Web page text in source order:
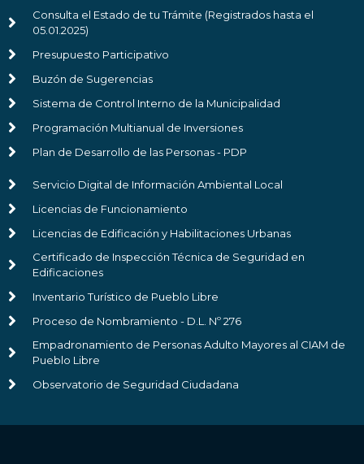
Consulta el Estado de tu Trámite (Registrados hasta el
05.01.2025)
Presupuesto Participativo
Buzón de Sugerencias
Sistema de Control Interno de la Municipalidad
Programación Multianual de Inversiones
Plan de Desarrollo de las Personas - PDP
Servicio Digital de Información Ambiental Local
Licencias de Funcionamiento
Licencias de Edificación y Habilitaciones Urbanas
Certificado de Inspección Técnica de Seguridad en
Edificaciones
Inventario Turístico de Pueblo Libre
Proceso de Nombramiento - D.L. Nº 276
Empadronamiento de Personas Adulto Mayores al CIAM de
Pueblo Libre
Observatorio de Seguridad Ciudadana